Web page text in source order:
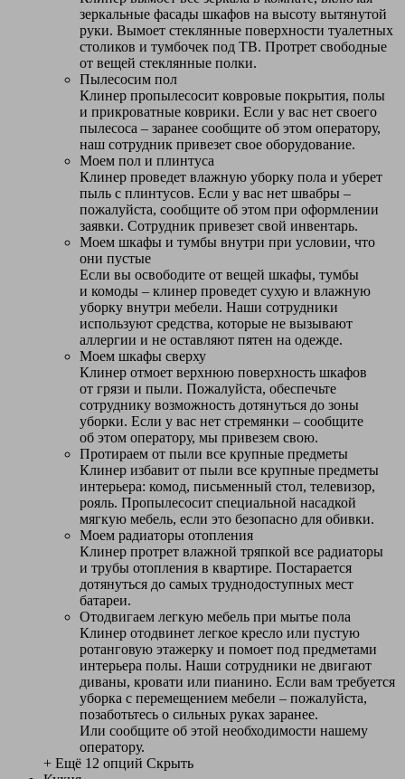
зеркальные фасады шкафов на высоту вытянутой
руки. Вымоет стеклянные поверхности туалетных
столиков и тумбочек под ТВ. Протрет свободные
от вещей стеклянные полки.
Пылесосим пол
Клинер пропылесосит ковровые покрытия, полы
и прикроватные коврики. Если у вас нет своего
пылесоса – заранее сообщите об этом оператору,
наш сотрудник привезет свое оборудование.
Моем пол и плинтуса
Клинер проведет влажную уборку пола и уберет
пыль с плинтусов. Если у вас нет швабры –
пожалуйста, сообщите об этом при оформлении
заявки. Сотрудник привезет свой инвентарь.
Моем шкафы и тумбы внутри при условии, что
они пустые
Если вы освободите от вещей шкафы, тумбы
и комоды – клинер проведет сухую и влажную
уборку внутри мебели. Наши сотрудники
используют средства, которые не вызывают
аллергии и не оставляют пятен на одежде.
Моем шкафы сверху
Клинер отмоет верхнюю поверхность шкафов
от грязи и пыли. Пожалуйста, обеспечьте
сотруднику возможность дотянуться до зоны
уборки. Если у вас нет стремянки – сообщите
об этом оператору, мы привезем свою.
Протираем от пыли все крупные предметы
Клинер избавит от пыли все крупные предметы
интерьера: комод, письменный стол, телевизор,
рояль. Пропылесосит специальной насадкой
мягкую мебель, если это безопасно для обивки.
Моем радиаторы отопления
Клинер протрет влажной тряпкой все радиаторы
и трубы отопления в квартире. Постарается
дотянуться до самых труднодоступных мест
батареи.
Отодвигаем легкую мебель при мытье пола
Клинер отодвинет легкое кресло или пустую
ротанговую этажерку и помоет под предметами
интерьера полы. Наши сотрудники не двигают
диваны, кровати или пианино. Если вам требуется
уборка с перемещением мебели – пожалуйста,
позаботьтесь о сильных руках заранее.
Или сообщите об этой необходимости нашему
оператору.
+ Ещё 12 опций Скрыть